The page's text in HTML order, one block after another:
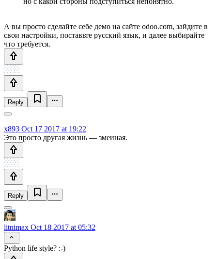
А вы просто сделайте себе демо на сайте odoo.com, зайдите в
свои настройки, поставьте русский язык, и далее выбирайте
что требуется.
Reply
x893 Oct 17 2017 at 19:22
Это просто другая жизнь — змеиная.
Reply
litnimax Oct 18 2017 at 05:32
Python life style? :-)